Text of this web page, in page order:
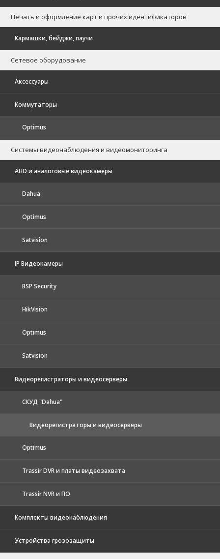
Печать и оформление карт и прочих идентификаторов
Кармашки, бейджи, паучи
Сетевое оборудование
Аксессуары
Коммутаторы
Optimus
Системы видеонаблюдения и видеомониторинга
AHD и аналоговые видеокамеры
Dahua
Optimus
Satvision
IP Видеокамеры
BSP Security
HikVision
Optimus
Satvision
Видеорегистраторы и видеосерверы
CКУД "Dahua"
Видеорегистраторы и видеосерверы
Optimus
Trassir DVR и платы видеозахвата
Trassir NVR и ПО
Комплекты видеонаблюдения
Устройства грозозащиты